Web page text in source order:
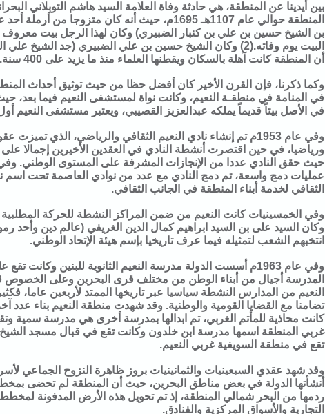
بين أيدينا عن المنطقة، هي حادثة وفاة العلامة السيد هاشم التوبلاني
المنطقة حوالي عام 1107هـ 1695م، حيث أنه كان
بن الشيخ حسين بن علي بن كنبار الضبيري) وكان لهذا الرجل بيت معروف
البيت يوم وفاته.(2) وكان الشيخ حسين بن علي الضبيري (جد
أن المنطقة كانت آهلة بالسكان ويقطنها العلماء منذ ما يزيد على 400 سنة.
في الأصل بيتاً قديماً يملكه عبدالعزيز القصيبي، ويعتبر مستشفى
وفي عام 1953م تم إنشاء نادي النعيم الثقافي والرياضي، الذي
ورياضيا، في حين اقتصرت أنشطة النادي في العقدين الأخيرين إجمالا
عمليات دمج واسعة، تم دمج النادي مع عدد من نوادي العاصمة تحت اسم
الثقافي لخدمة أبناء المنطقة في الجانب الثقافي.
وكان السيد على بن السيد ابراهيم كمال الدين الغريفي (عالم دين وأحد
انتخبهم الشعب لتمثيله فيما عرف تاريخيا بإسم هيئة الإتحاد الوطني.
وفي عام 1963م أسست الدولة مدرسة النعيم الثانوية للبنين
المدرسة أجيال من أبناء الوطن من مختلف قرى البحرين وعلى الخصوص
النعيم من المدارس النشطة سياسيا عبر تاريخها الممتد لأربعين عاما،
تضامنا مع القضايا القومية والوطنية. وقد شهدت منطقة النعيم بناء عدد
كانت محاذية للمأتم الغربي، تم ابدالها بمدرسة أخرى هي مدرسة سمية
غربي المنطقة اسمها مدرسة ابن خلدون وكانت تقع في قبال مسجد
تقع في منطقة السويفية غربي النعيم.
وقد شهد عقدي السبعينيات والثمانينيات بروز ظاهرة النزوح الجماعي
أنشأتها الدولة في بعض مناطق البحرين، حيث أن المنطقة لم تحضى
ردمها من البحر شمالي المنطقة، إذ تم تحويل هذه الأرض المدفونة
التجارية والأسواق المركزية والفنادق.